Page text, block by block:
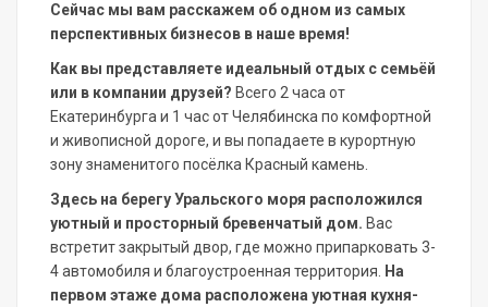
Сейчас мы вам расскажем об одном из самых
перспективных бизнесов в наше время!
Как вы представляете идеальный отдых с семьёй
или в компании друзей? Всего 2 часа от
Екатеринбурга и 1 час от Челябинска по комфортной
и живописной дороге, и вы попадаете в курортную
зону знаменитого посёлка Красный камень.
Здесь на берегу Уральского моря расположился
уютный и просторный бревенчатый дом. Вас
встретит закрытый двор, где можно припарковать 3-
4 автомобиля и благоустроенная территория. На
первом этаже дома расположена уютная кухня-